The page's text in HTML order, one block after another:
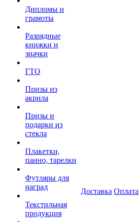
Дипломы и
грамоты
Разрядные
книжки и
значки
ГТО
Призы из
акрила
Призы и
подарки из
стекла
Плакетки,
панно, тарелки
Футляры для
наград
Текстильная
продукция
Доставка Оплата